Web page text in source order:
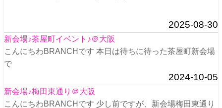
2025-08-30
新会場♪茶屋町イベント♪＠大阪
こんにちわBRANCHです 本日は待ちに待った茶屋町新会場
で
2024-10-05
新会場♪梅田東通り＠大阪
こんにちわBRANCHです 少し前ですが、新会場梅田東通り